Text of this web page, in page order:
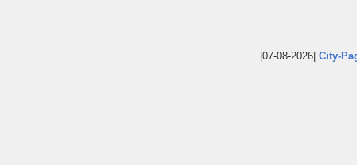
|07-08-2026| City-